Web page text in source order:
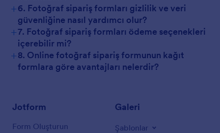
+6. Fotoğraf sipariş formları gizlilik ve veri
güvenliğine nasıl yardımcı olur?
+7. Fotoğraf sipariş formları ödeme seçenekleri
içerebilir mi?
+8. Online fotoğraf sipariş formunun kağıt
formlara göre avantajları nelerdir?
Jotform
Form Oluşturun
Galeri
Şablonlar